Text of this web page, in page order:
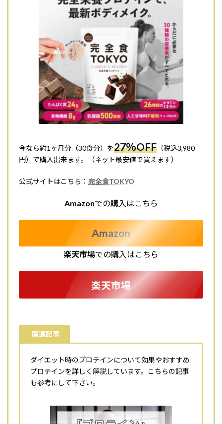
今なら約1ヶ月分（30食分）を27％OFF （税込3,980
円）で購入出来ます。（ネット最安値で買えます）
公式サイトはこちら： 完全食TOKYO
Amazonでの購入はこちら
Amazon
楽天市場での購入はこちら
楽天市場
関連記事
ダイエット時のプロテインについて効果やおすすめ
プロテインを詳しく解説しています。こちらの記事
も参考にして下さい。